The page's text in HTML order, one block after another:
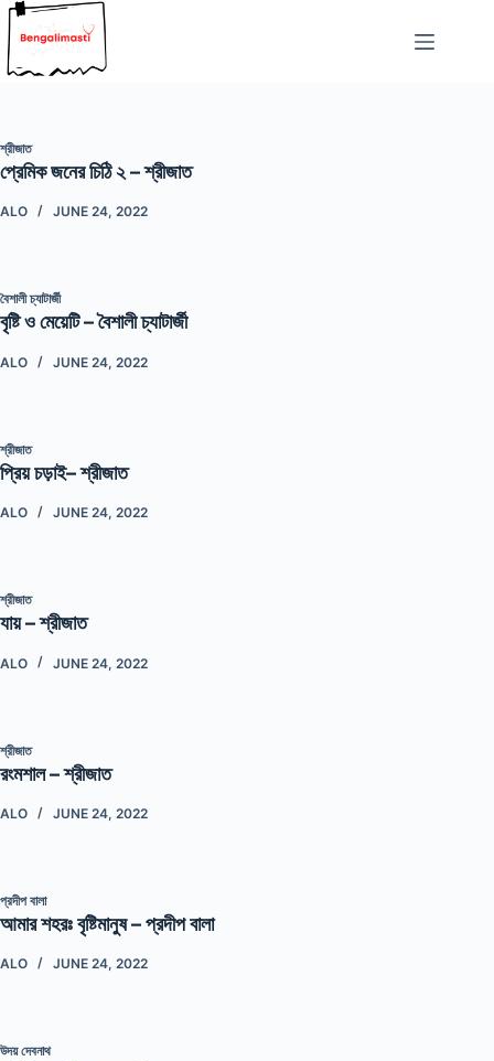
Skip
to
content
শ্রীজাত
প্রেমিক জনের চিঠি ২ – শ্রীজাত
ALO JUNE 24, 2022
বৈশালী চ্যাটার্জী
বৃষ্টি ও মেয়েটি – বৈশালী চ্যাটার্জী
ALO JUNE 24, 2022
শ্রীজাত
প্রিয় চড়াই– শ্রীজাত
ALO JUNE 24, 2022
শ্রীজাত
যায় – শ্রীজাত
ALO JUNE 24, 2022
শ্রীজাত
রংমশাল – শ্রীজাত
ALO JUNE 24, 2022
প্রদীপ বালা
আমার শহরঃ বৃষ্টিমানুষ – প্রদীপ বালা
ALO JUNE 24, 2022
উদয় দেবনাথ